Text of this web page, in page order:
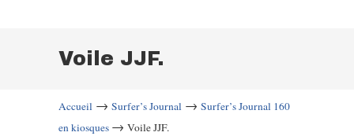
Voile JJF.
Accueil → Surfer’s Journal → Surfer’s Journal 160
en kiosques → Voile JJF.